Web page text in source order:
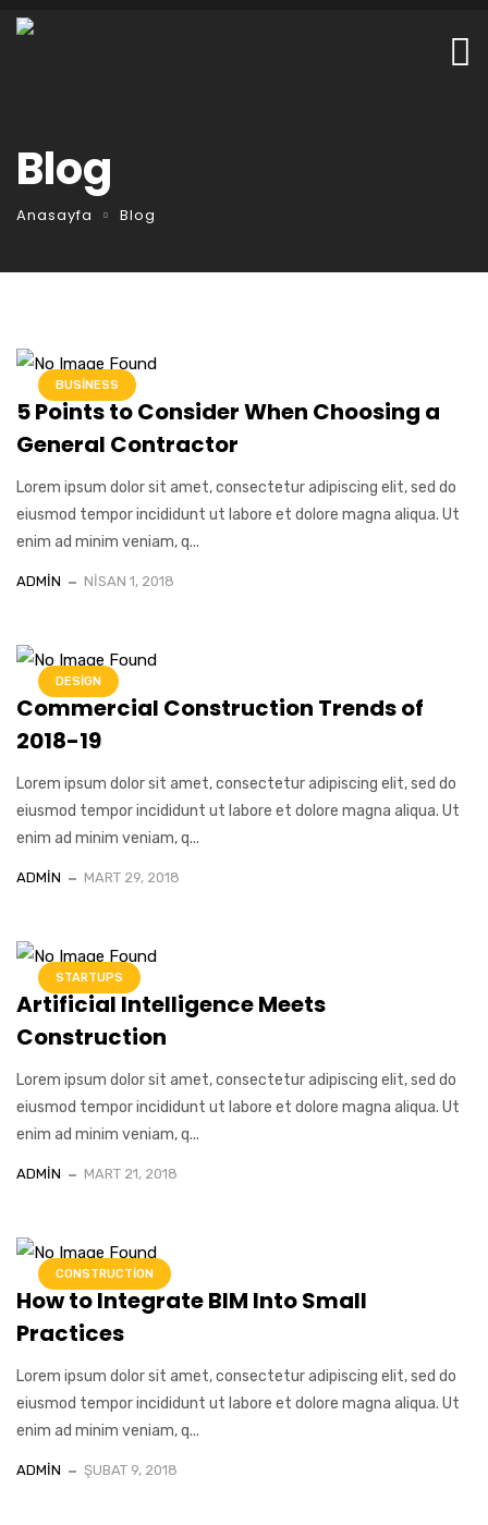
Blog
Anasayfa Blog
BUSINESS
5 Points to Consider When Choosing a
General Contractor
Lorem ipsum dolor sit amet, consectetur adipiscing elit, sed do
eiusmod tempor incididunt ut labore et dolore magna aliqua. Ut
enim ad minim veniam, q...
ADMIN NISAN 1, 2018
DESIGN
Commercial Construction Trends of
2018-19
Lorem ipsum dolor sit amet, consectetur adipiscing elit, sed do
eiusmod tempor incididunt ut labore et dolore magna aliqua. Ut
enim ad minim veniam, q...
ADMIN MART 29, 2018
STARTUPS
Artificial Intelligence Meets
Construction
Lorem ipsum dolor sit amet, consectetur adipiscing elit, sed do
eiusmod tempor incididunt ut labore et dolore magna aliqua. Ut
enim ad minim veniam, q...
ADMIN MART 21, 2018
CONSTRUCTION
How to Integrate BIM Into Small
Practices
Lorem ipsum dolor sit amet, consectetur adipiscing elit, sed do
eiusmod tempor incididunt ut labore et dolore magna aliqua. Ut
enim ad minim veniam, q...
ADMIN ŞUBAT 9, 2018